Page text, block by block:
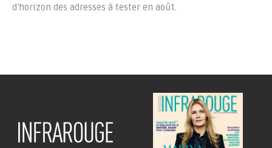
d’horizon des adresses à tester en août.